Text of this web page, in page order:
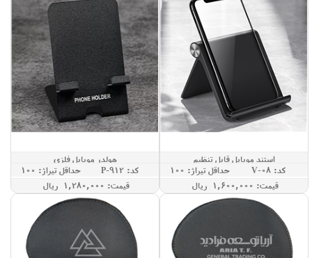
استند موبایل قابل تنظیم
کد: V-08
حداقل تيراژ: 100
قيمت: 1,600,000 ريال
هولدر موبایل فلزی
کد: P-912
حداقل تيراژ: 100
قيمت: 1,280,000 ريال